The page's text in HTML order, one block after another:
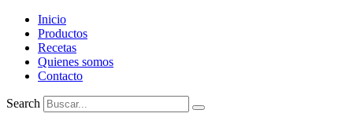
Inicio
Productos
Recetas
Quienes somos
Contacto
Search